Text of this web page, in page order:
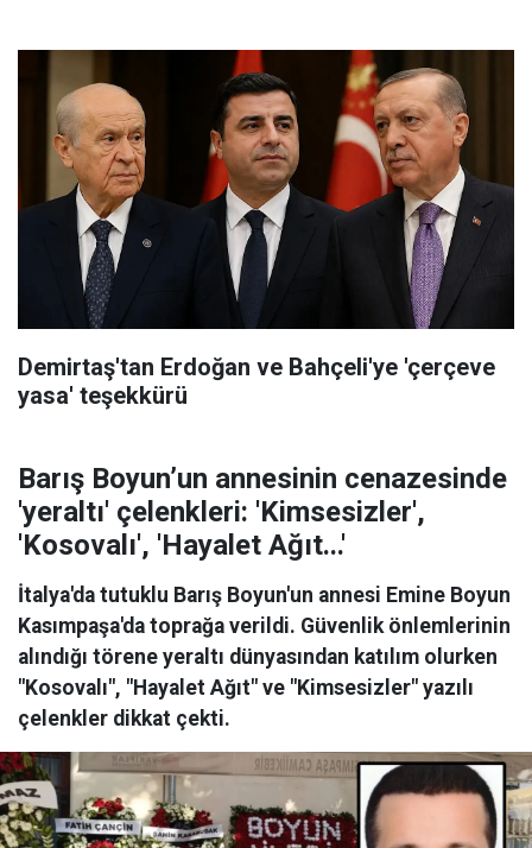
Demirtaş'tan Erdoğan ve Bahçeli'ye 'çerçeve
yasa' teşekkürü
Barış Boyun’un annesinin cenazesinde
'yeraltı' çelenkleri: 'Kimsesizler',
'Kosovalı', 'Hayalet Ağıt...'
İtalya'da tutuklu Barış Boyun'un annesi Emine Boyun
Kasımpaşa'da toprağa verildi. Güvenlik önlemlerinin
alındığı törene yeraltı dünyasından katılım olurken
"Kosovalı", "Hayalet Ağıt" ve "Kimsesizler" yazılı
çelenkler dikkat çekti.